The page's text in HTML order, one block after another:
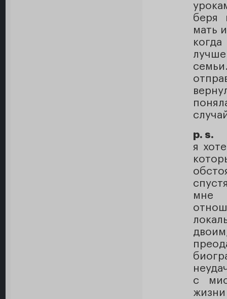
беря
мать
p. s.
я
мне
с
жизни